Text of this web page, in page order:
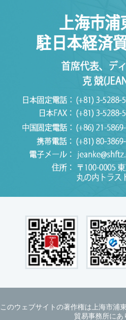
このウェブサイトの著作権は上海市浦
貿易事務所にあ